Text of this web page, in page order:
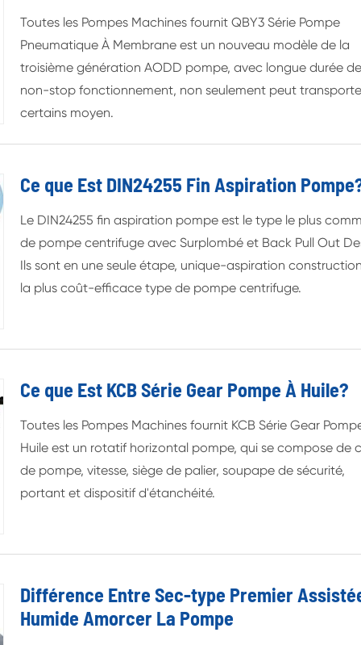
Toutes les Pompes Machines fournit QBY3 Série Pompe
Pneumatique À Membrane est un nouveau modèle de la
troisième génération AODD pompe, avec longue durée
non-stop fonctionnement, non seulement peut
certains moyen.
Ce que Est DIN24255 Fin Aspiration
Le DIN24255 fin aspiration pompe est le type le plus
de pompe centrifuge avec Surplombé et Back Pull Out
Ils sont en une seule étape, unique-aspiration
la plus coût-efficace type de pompe centrifuge.
Ce que Est KCB Série Gear Pompe À Huile?
Toutes les Pompes Machines fournit KCB Série Gear
Huile est un rotatif horizontal pompe, qui se compose de
de pompe, vitesse, siège de palier, soupape de sécurité,
portant et dispositif d'étanchéité.
Différence Entre Sec-type Premier
Humide Amorcer La Pompe